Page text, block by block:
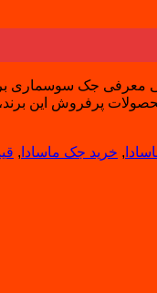
, خرید جک ماسادا ,